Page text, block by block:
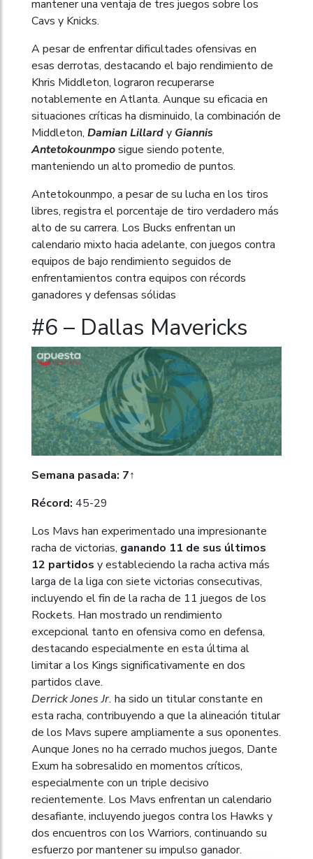
mantener una ventaja de tres juegos sobre los
Cavs y Knicks.
A pesar de enfrentar dificultades ofensivas en
esas derrotas, destacando el bajo rendimiento de
Khris Middleton, lograron recuperarse
notablemente en Atlanta. Aunque su eficacia en
situaciones críticas ha disminuido, la combinación de
Middleton, Damian Lillardy Giannis
Antetokounmposigue siendo potente,
manteniendo un alto promedio de puntos.
Antetokounmpo, a pesar de su lucha en los tiros
libres, registra el porcentaje de tiro verdadero más
alto de su carrera. Los Bucks enfrentan un
calendario mixto hacia adelante, con juegos contra
equipos de bajo rendimiento seguidos de
enfrentamientos contra equipos con récords
ganadores y defensas sólidas
#6 – Dallas Mavericks
Semana pasada: 7↑
Récord: 45-29
Los Mavs han experimentado una impresionante
racha de victorias, ganando 11 de sus últimos
12 partidos y estableciendo la racha activa más
larga de la liga con siete victorias consecutivas,
incluyendo el fin de la racha de 11 juegos de los
Rockets. Han mostrado un rendimiento
excepcional tanto en ofensiva como en defensa,
destacando especialmente en esta última al
limitar a los Kings significativamente en dos
partidos clave.
Derrick Jones Jr. ha sido un titular constante en
esta racha, contribuyendo a que la alineación titular
de los Mavs supere ampliamente a sus oponentes.
Aunque Jones no ha cerrado muchos juegos, Dante
Exum ha sobresalido en momentos críticos,
especialmente con un triple decisivo
recientemente. Los Mavs enfrentan un calendario
desafiante, incluyendo juegos contra los Hawks y
dos encuentros con los Warriors, continuando su
esfuerzo por mantener su impulso ganador.